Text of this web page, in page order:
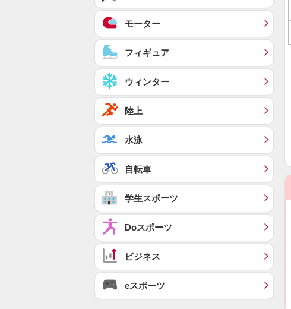
モーター
フィギュア
ウィンター
陸上
水泳
自転車
学生スポーツ
Doスポーツ
ビジネス
eスポーツ